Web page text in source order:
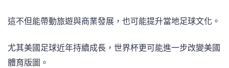
這不但能帶動旅遊與商業發展，也可能提升當地足球文化。
尤其美國足球近年持續成長，世界杯更可能進一步改變美國
體育版圖。